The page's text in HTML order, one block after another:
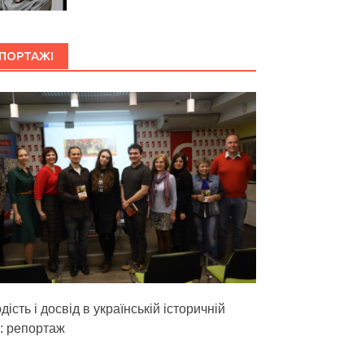
і досвід в українській історичній
репортаж